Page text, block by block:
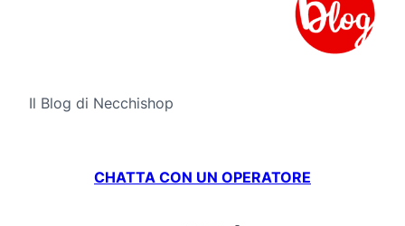
Il Blog di Necchishop
CHATTA CON UN OPERATORE